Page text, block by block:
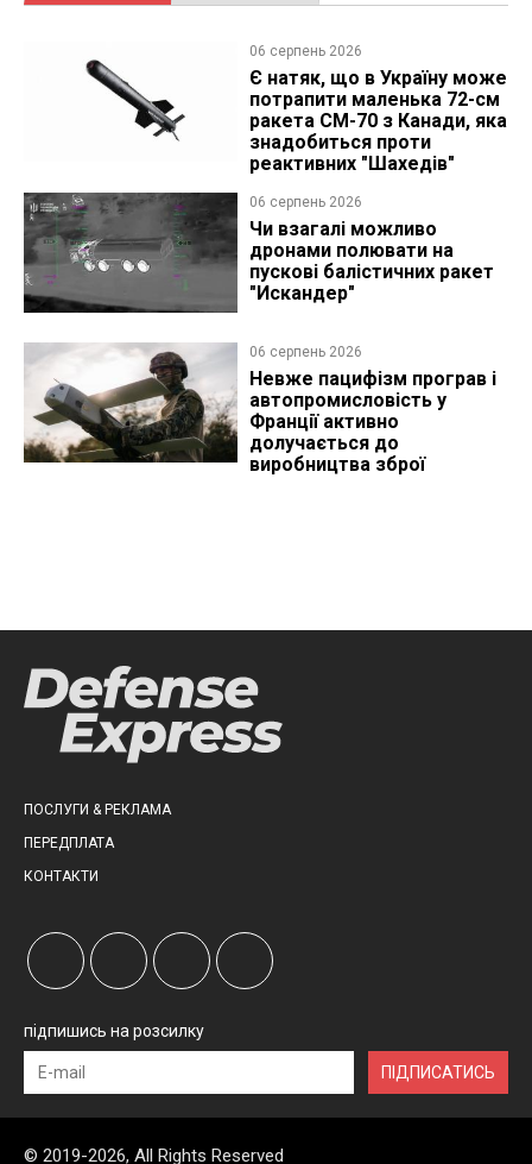
06 серпень 2026
Є натяк, що в Україну може
потрапити маленька 72-см
ракета CM-70 з Канади, яка
знадобиться проти
реактивних "Шахедів"
06 серпень 2026
Чи взагалі можливо
дронами полювати на
пускові балістичних ракет
"Искандер"
06 серпень 2026
Невже пацифізм програв і
автопромисловість у
Франції активно
долучається до
виробництва зброї
ПОСЛУГИ & РЕКЛАМА
ПЕРЕДПЛАТА
КОНТАКТИ
підпишись на розсилку
ПІДПИСАТИСЬ
© 2019-2026, All Rights Reserved